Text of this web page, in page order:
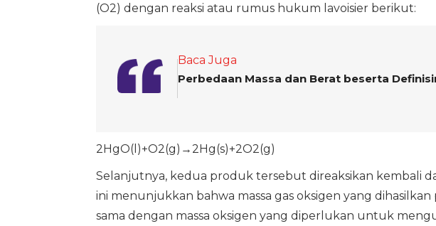
(O2) dengan reaksi atau rumus hukum lavoisier berikut:
Baca Juga
Perbedaan Massa dan Berat beserta
2HgO(l)+O2(g)→2Hg(s)+2O2(g)
Selanjutnya, kedua produk tersebut direaksikan kembali
ini menunjukkan bahwa massa gas oksigen yang
sama dengan massa oksigen yang diperlukan untuk